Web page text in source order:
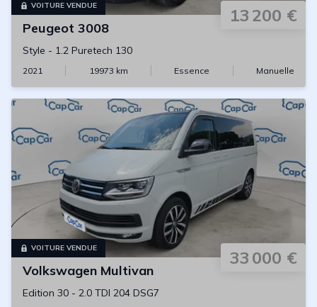
VOITURE VENDUE 13 200 €
Peugeot 3008
Style - 1.2 Puretech 130
2021 19973 km Essence Manuelle
VOITURE VENDUE 33 000 €
Volkswagen Multivan
Edition 30 - 2.0 TDI 204 DSG7